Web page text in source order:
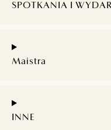
SPOTKANIA I
Maistra
INNE